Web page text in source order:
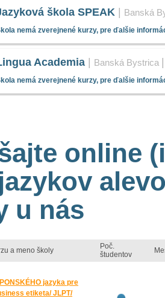
škola SPEAK Banská
nemá zverejnené kurzy, pre ďalšie
Academia Banská Bystrica
nemá zverejnené kurzy, pre ďalšie
online
u nás
a meno školy
Poč.
študentov
jazyka pre
etiketa/ JLPT/